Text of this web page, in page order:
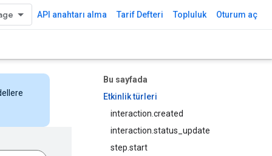
API anahtarı alma Tarif Defteri Topluluk Oturum aç
Bu sayfada
Etkinlik türleri
interaction.created
interaction.status_update
step.start